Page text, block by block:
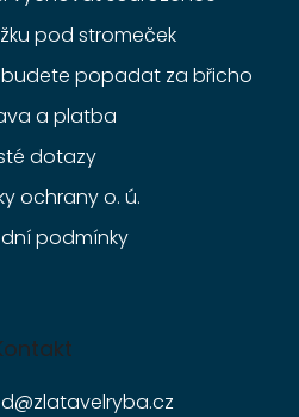
pod stromeček
budete popadat za břicho
a platba
dotazy
ochrany o. ú.
podmínky
@zlatavelryba.cz